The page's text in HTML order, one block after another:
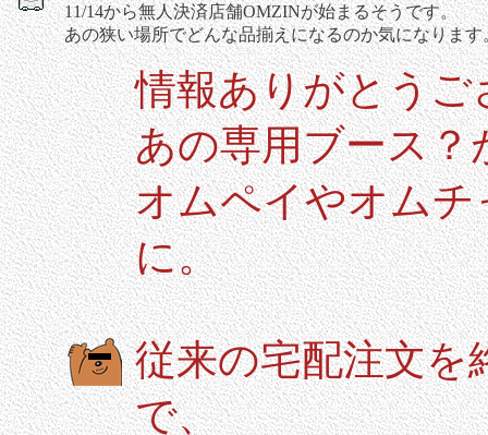
11/14から無人決済店舗OMZINが始まるそうです。
あの狭い場所でどんな品揃えになるのか気になります
情報ありがとうご
あの専用ブース？
オムペイやオム
に。
従来の宅配注文を
で、